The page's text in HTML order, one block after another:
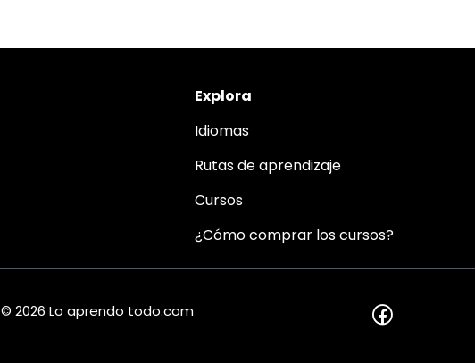
Explora
Idiomas
Rutas de aprendizaje
Cursos
¿Cómo comprar los cursos?
© 2026 Lo aprendo todo.com